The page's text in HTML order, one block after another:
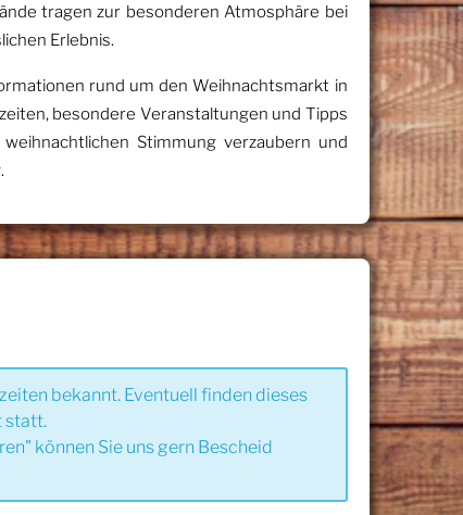
tragen zur besonderen Atmosphäre bei
Erlebnis.
rund um den Weihnachtsmarkt in
besondere Veranstaltungen und Tipps
Stimmung verzaubern und
bekannt. Eventuell finden dieses
statt.
können Sie uns gern Bescheid